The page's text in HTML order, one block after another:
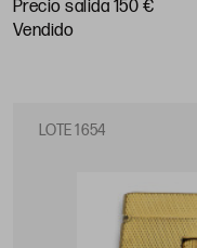
Precio salida 150 €
vendido
LOTE 1654